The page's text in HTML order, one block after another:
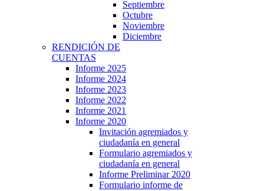
Septiembre
Octubre
Noviembre
Diciembre
RENDICIÓN DE
CUENTAS
Informe 2025
Informe 2024
Informe 2023
Informe 2022
Informe 2021
Informe 2020
Invitación agremiados y
ciudadanía en general
Formulario agremiados y
ciudadanía en general
Informe Preliminar 2020
Formulario informe de